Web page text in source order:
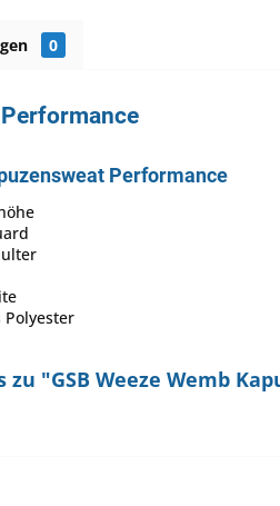
0
Performance
Polyester
"GSB Weeze Wemb